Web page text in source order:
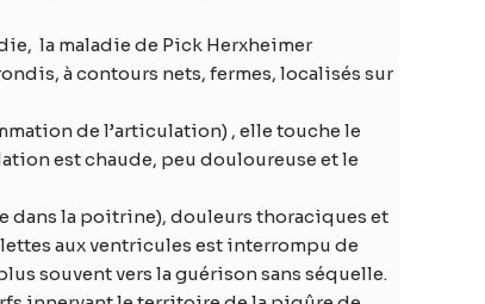
la maladie de Pick Herxheimer
à contours nets, fermes, localisés sur
de l’articulation) , elle touche le
est chaude, peu douloureuse et le
dans la poitrine), douleurs thoraciques et
aux ventricules est interrompu de
souvent vers la guérison sans séquelle.